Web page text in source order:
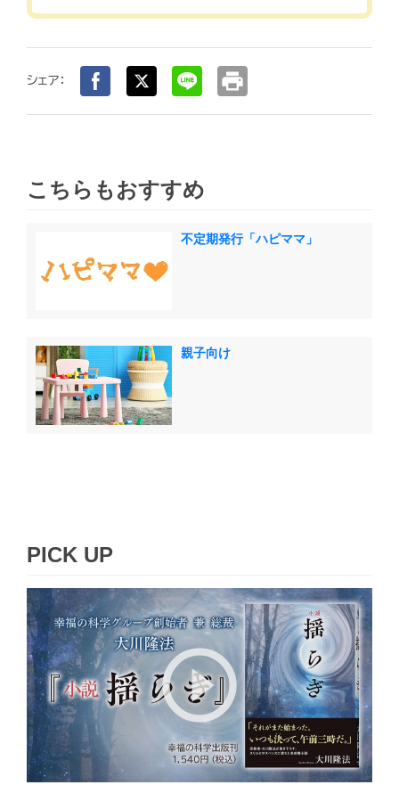
シェア： print
こちらもおすすめ
不定期発行「ハピママ」
親子向け
PICK UP